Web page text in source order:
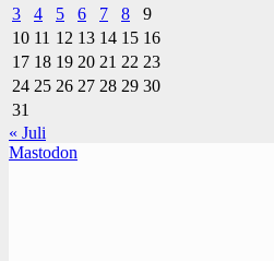
3
4 5 6 7 8
9
10 11 12 13 14 15 16
17 18 19 20 21 22 23
24 25 26 27 28 29 30
31
« Juli
Mastodon